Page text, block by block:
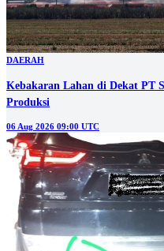
DAERAH
Kebakaran Lahan di Dekat PT
Produksi
06 Aug 2026 09:00 UTC